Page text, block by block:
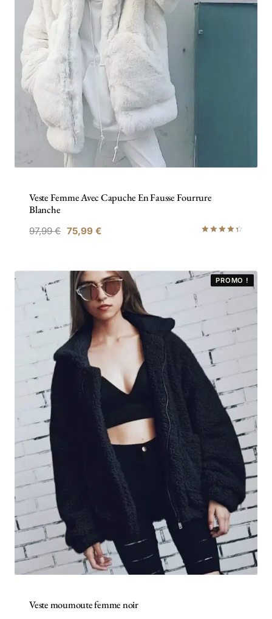
Veste Femme Avec Capuche En Fausse Fourrure
Blanche
97,99€ Le
était :
97,99 €.
75,99€Le
est :
75,99 €.
PROMO !
Veste moumoute femme noir